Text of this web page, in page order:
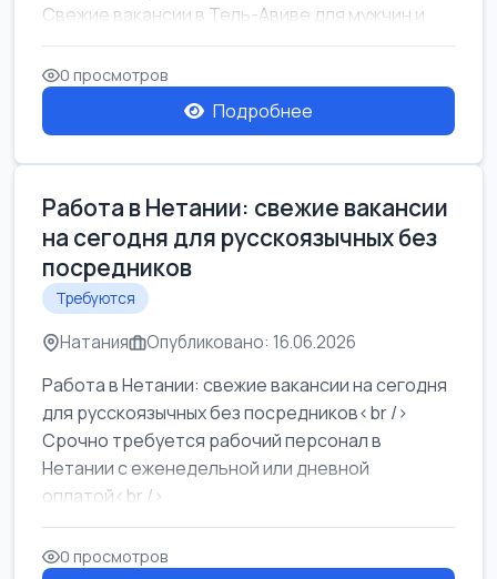
Свежие вакансии в Тель-Авиве для мужчин и
женщин от хозя...
0 просмотров
Подробнее
Работа в Нетании: свежие вакансии
на сегодня для русскоязычных без
посредников
Требуются
Натания Опубликовано: 16.06.2026
Работа в Нетании: свежие вакансии на сегодня
для русскоязычных без посредников<br />
Срочно требуется рабочий персонал в
Нетании с еженедельной или дневной
оплатой<br />
Свежие вакансии в Нетании дл...
0 просмотров